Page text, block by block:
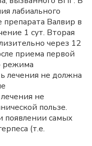
лабиального
Валвир в
1 сут. Вторая
через 12
приема первой
режима
лечения не должна
не
пользе.
появлении самых
(т.е.